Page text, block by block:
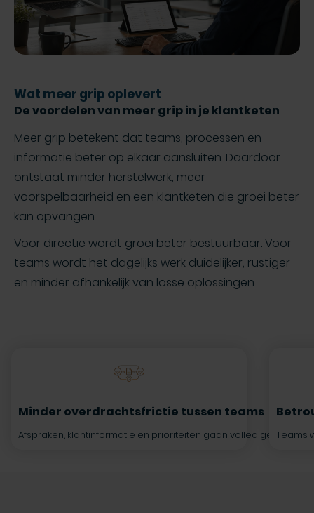
Wat meer grip oplevert
De voordelen van meer grip in je klantketen
Meer grip betekent dat teams, processen en
informatie beter op elkaar aansluiten. Daardoor
ontstaat minder herstelwerk, meer
voorspelbaarheid en een klantketen die groei beter
kan opvangen.
Voor directie wordt groei beter bestuurbaar. Voor
teams wordt het dagelijks werk duidelijker, rustiger
en minder afhankelijk van losse oplossingen.
Minder overdrachtsfrictie tussen teams
Afspraken, klantinformatie en prioriteiten gaan vollediger mee
Teams